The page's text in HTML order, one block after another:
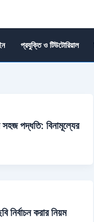
প্রযুক্তি ও টিউটোরিয়াল
সহজ পদ্ধতি: বিনামূল্যের
করার নিয়ম